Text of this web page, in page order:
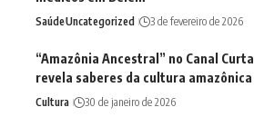
SaúdeUncategorized 3 de fevereiro de 2026
“Amazônia Ancestral” no Canal Curta
revela saberes da cultura amazônica
Cultura 30 de janeiro de 2026